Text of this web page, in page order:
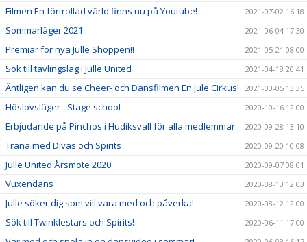
Filmen En förtrollad värld finns nu på Youtube! 2021-07-02 16:18
Sommarläger 2021 2021-06-04 17:30
Premiär för nya Julle Shoppen!! 2021-05-21 08:00
Sök till tävlingslag i Julle United 2021-04-18 20:41
Äntligen kan du se Cheer- och Dansfilmen En Jule Cirkus! 2021-03-05 13:35
Höslovsläger - Stage school 2020-10-16 12:00
Erbjudande på Pinchos i Hudiksvall för alla medlemmar 2020-09-28 13:10
Träna med Divas och Spirits 2020-09-20 10:08
Julle United Årsmöte 2020 2020-09-07 08:01
Vuxendans 2020-08-13 12:03
Julle söker dig som vill vara med och påverka! 2020-08-12 12:00
Sök till Twinklestars och Spirits! 2020-06-11 17:00